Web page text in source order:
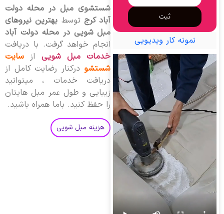
شستشوی مبل در محله دولت
آباد کرج توسط بهترین نیروهای
مبل شویی در محله دولت آباد
انجام خواهد گرفت. با دریافت
خدمات مبل شوییاز سایت
شستشودرکنار رضایت کامل از
دریافت خدمات ، میتوانید
زیبایی و طول عمر مبل هایتان
را حفظ کنید. باما همراه باشید.
هزینه مبل شویی
ثبت
نمونه کار ویدیویی